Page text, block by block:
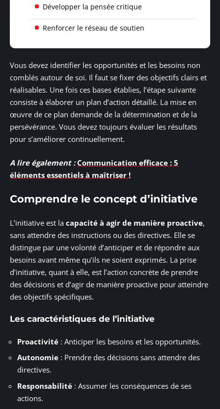
Développer la pensée critique
Renforcer le réseau de soutien
Vous devez identifier les opportunités et les besoins non
comblés autour de soi. Il faut se fixer des objectifs clairs et
réalisables. Une fois ces bases établies, l’étape suivante
consiste à élaborer un plan d’action détaillé. La mise en
œuvre de ce plan demande de la détermination et de la
persévérance. Vous devez toujours évaluer les résultats
pour s’améliorer continuellement.
A lire également : Communication efficace : 5
éléments essentiels à maîtriser !
Comprendre le concept d’initiative
L’initiative est la capacité à agir de manière proactive,
sans attendre des instructions ou des directives. Elle se
distingue par une volonté d’anticiper et de répondre aux
besoins avant même qu’ils ne soient exprimés. La prise
d’initiative, quant à elle, est l’action concrète de prendre
des décisions et d’agir de manière proactive pour atteindre
des objectifs spécifiques.
Les caractéristiques de l’initiative
Proactivité : Anticiper les besoins et les opportunités.
Autonomie : Prendre des décisions sans attendre des
directives.
Responsabilité : Assumer les conséquences de ses
actions.